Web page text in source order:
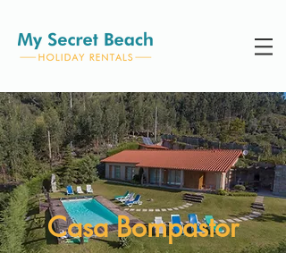
Casa Bompastor